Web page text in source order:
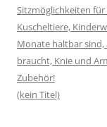
Sitzmöglichkeiten
Kuscheltiere,
Monate haltbar sind,
braucht, Knie und
Zubehör!
(kein Titel)